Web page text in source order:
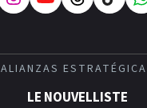
ALIANZAS
LE NOUVELLISTE